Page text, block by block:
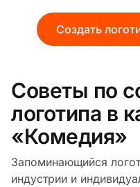
Создать
Советы по
логотипа в
«Комедия»
Запоминающийся
индустрии и